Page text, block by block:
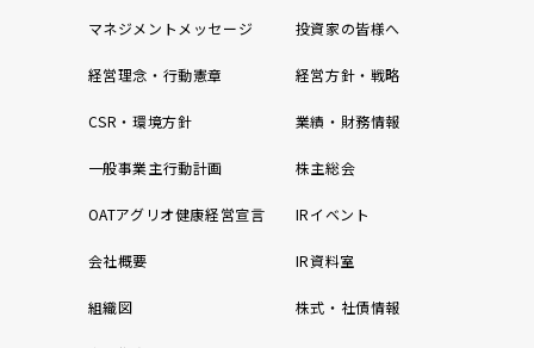
マネジメントメッセージ
経営理念・行動憲章
CSR・環境方針
一般事業主行動計画
OATアグリオ健康経営宣言
会社概要
組織図
投資家の皆様へ
経営方針・戦略
業績・財務情報
株主総会
IRイベント
IR資料室
株式・社債情報